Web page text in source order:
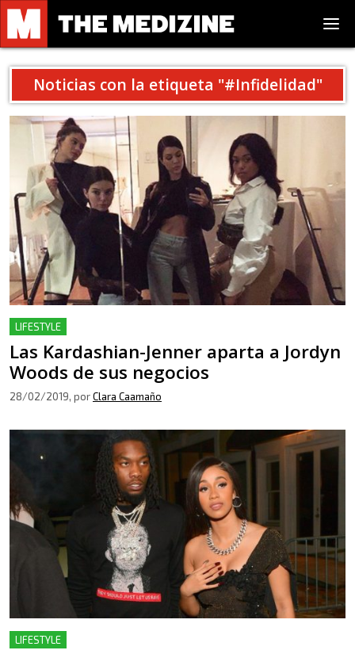
Noticias con la etiqueta "#Infidelidad"
LIFESTYLE
Las Kardashian-Jenner aparta a Jordyn
Woods de sus negocios
28/02/2019, porClara Caamaño
LIFESTYLE